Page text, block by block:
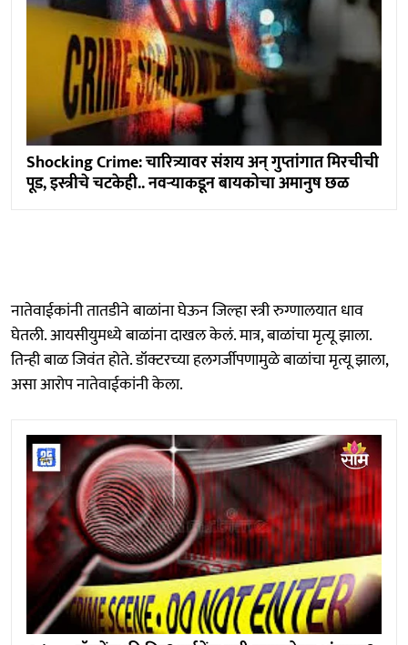
Shocking Crime: चारित्र्यावर संशय अन् गुप्तांगात मिरचीची
पूड, इस्त्रीचे चटकेही.. नवऱ्याकडून बायकोचा अमानुष छळ
नातेवाईकांनी तातडीने बाळांना घेऊन जिल्हा स्त्री रुग्णालयात धाव
घेतली. आयसीयुमध्ये बाळांना दाखल केलं. मात्र, बाळांचा मृत्यू झाला.
तिन्ही बाळ जिवंत होते. डॉक्टरच्या हलगर्जीपणामुळे बाळांचा मृत्यू झाला,
असा आरोप नातेवाईकांनी केला.